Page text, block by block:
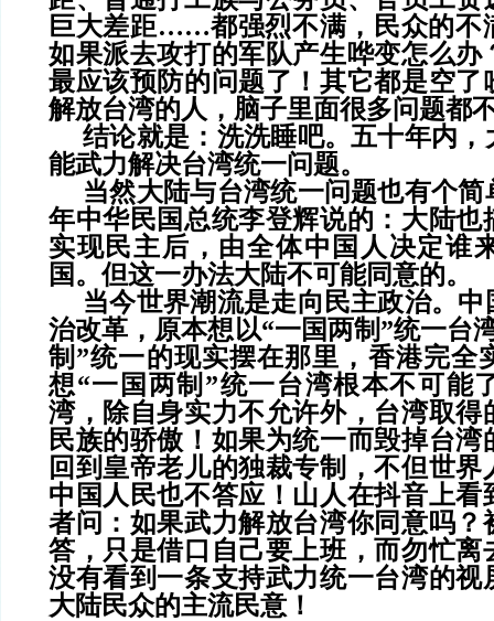
巨大差距……都强烈不满，民众的不
如果派去攻打的军队产生哗变怎么办
最应该预防的问题了！其它都是空了
解放台湾的人，脑子里面很多问题都
结论就是：洗洗睡吧。五十年内
能武力解决台湾统一问题。
当然大陆与台湾统一问题也有个
年中华民国总统李登辉说的：大陆也
实现民主后，由全体中国人决定谁
国。但这一办法大陆不可能同意的。
当今世界潮流是走向民主政治。
治改革，原本想以“一国两制”统一台
制”统一的现实摆在那里，香港完全
想“一国两制”统一台湾根本不可能
湾，除自身实力不允许外，台湾取得
民族的骄傲！如果为统一而毁掉台湾
回到皇帝老儿的独裁专制，不但世界
中国人民也不答应！山人在抖音上看
者问：如果武力解放台湾你同意吗？
答，只是借口自己要上班，而勿忙离
没有看到一条支持武力统一台湾的视
大陆民众的主流民意！